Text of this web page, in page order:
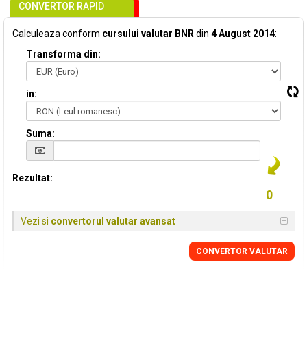
CONVERTOR RAPID
Calculeaza conform cursului valutar BNR din 4 August 2014:
Transforma din:
in:
Suma:
Rezultat:
Vezi si convertorul valutar avansat
CONVERTOR VALUTAR